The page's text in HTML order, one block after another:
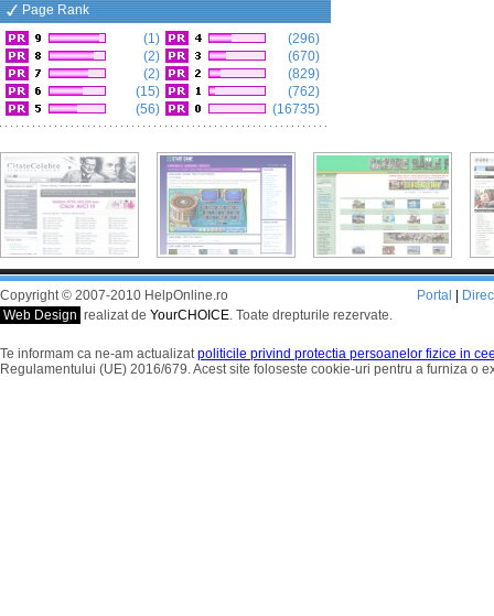
Page Rank
(1)
(2)
(2)
(15)
(56)
(296)
(670)
(829)
(762)
(16735)
Copyright © 2007-2010 HelpOnline.ro
Web Design realizat de YourCHOICE. Toate drepturile rezervate.
Portal
Te informam ca ne-am actualizatpoliticile privind protectia persoanelor fizice in
Regulamentului (UE) 2016/679. Acest site foloseste cookie-uri pentru a furniza o